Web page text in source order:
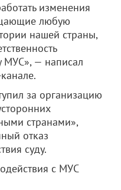
изменения
любую
нашей страны,
МУС», — написал
за организацию
странами»,
отказ
суду.
с МУС